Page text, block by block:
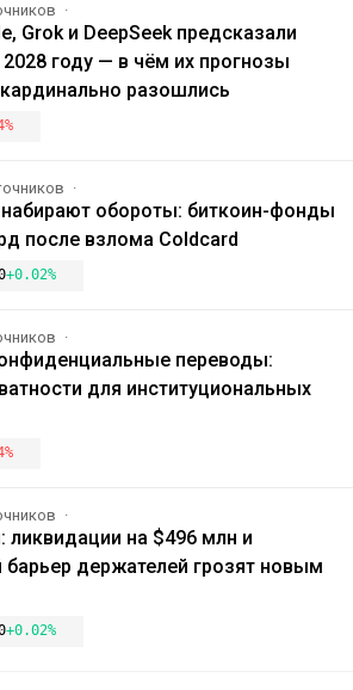
Grok и DeepSeek предсказали
2028 году — в чём их прогнозы
разошлись
обороты: биткоин-фонды
после взлома Coldcard
+0.02%
переводы:
для институциональных
ликвидации на $496 млн и
барьер держателей грозят новым
+0.02%